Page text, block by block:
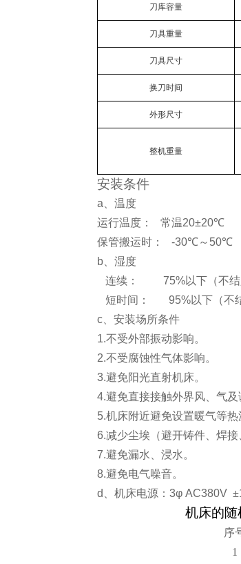
刀库容量
刀具重量
刀具尺寸
换刀时间
外形尺寸
整机重量
安装条件
a、温度
运行温度： 常温20±20℃
保管搬运时： -30℃～50℃
b、湿度
连续： 75%以下（不结
短时间： 95%以下（不结
c、安装场所条件
1.不受外部振动影响。
2.不受腐蚀性气体影响。
3.避免阳光直射机床。
4.避免直接接触外界风、气及
5.机床附近避免设置暖气等热
6.减少尘埃（避开铸件、焊接
7.避免漏水、浸水。
8.避免电气噪音。
d、机床电源：3φ AC380V
机床的随
序
1